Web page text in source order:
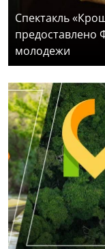
Спектакль
предоставлено
молодежи